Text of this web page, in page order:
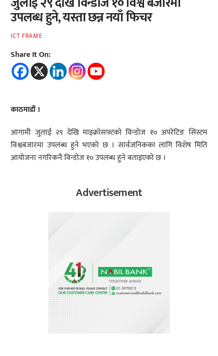
उपलब्ध हुने, यस्ता छन्न नयाँ फिचर
ICT FRAME
Share It On:
काठमाडौं ।
आगामी जुलाई २९ देखि माइक्रोसफ्टको विन्डोज १० अपरेटिङ सिस्टम
विश्वबजारमा उपलब्ध हुने भएको छ । सार्वजनिकका लागि विशेष मिति
आयोजना नगरिकनै विन्डोज १० उपलब्ध हुने बताइएको छ ।
Advertisement